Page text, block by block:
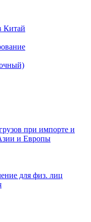
Китай
при импорте и
и Европы
для физ. лиц